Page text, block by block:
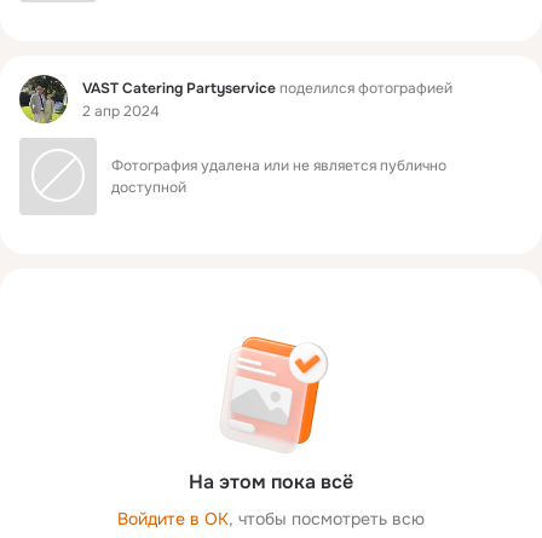
Фид VAST Catering Partyserviceподелился фотографией
2 апр 2024
Фотография удалена или не является публично
доступной
На этом пока всё
Войдите в ОК, чтобы посмотреть всю